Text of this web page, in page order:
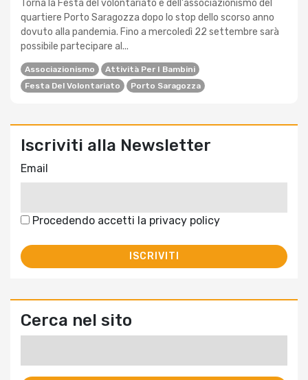
Torna la Festa del volontariato e dell'associazionismo del
quartiere Porto Saragozza dopo lo stop dello scorso anno
dovuto alla pandemia. Fino a mercoledì 22 settembre sarà
possibile partecipare al...
Associazionismo
Attività Per I Bambini
Festa Del Volontariato
Porto Saragozza
Iscriviti alla Newsletter
Email
Procedendo accetti la privacy policy
Cerca nel sito